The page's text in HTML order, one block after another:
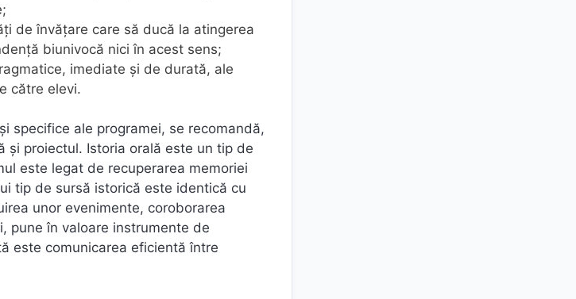
de învăţare care să ducă la atingerea
biunivocă nici în acest sens;
imediate şi de durată, ale
către elevi.
specifice ale programei, se recomandă,
proiectul. Istoria orală este un tip de
este legat de recuperarea memoriei
tip de sursă istorică este identică cu
unor evenimente, coroborarea
pune în valoare instrumente de
este comunicarea eficientă între